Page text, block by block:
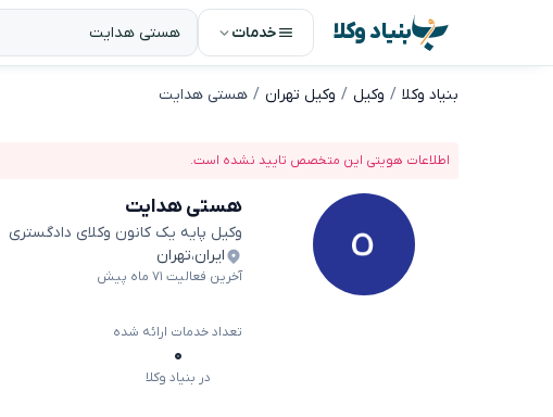
بنیاد وکلا خدمات
بنیاد وکلا وکیل وکیل تهران هستی هدایت
اطلاعات هویتی این متخصص تایید نشده است.
هستی هدایت
وکیل پایه یک کانون وکلای دادگستری
ایران،تهران
آخرین فعالیت ۷۱ ماه پیش
تعداد خدمات ارائه شده
۰
در بنیاد وکلا